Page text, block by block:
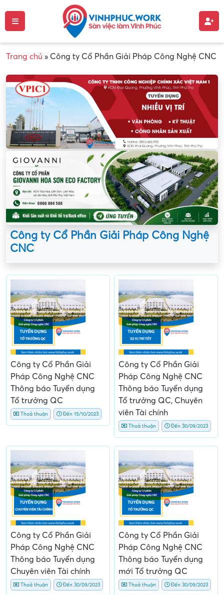
Trang chủ » Công ty Cổ Phần Giải Pháp Công Nghệ CNC
Công ty Cổ Phần Giải Pháp Công Nghệ
CNC
Công ty Cổ Phần Giải
Pháp Công Nghệ CNC
Thông báo Tuyển dụng
Tổ trưởng QC
Thoả thuận Đến 15/10/2023
Công ty Cổ Phần Giải
Pháp Công Nghệ CNC
Thông báo Tuyển dụng
Tổ trưởng QC, Chuyên
viên Tài chính
Thoả thuận Đến 30/09/2023
Công ty Cổ Phần Giải
Pháp Công Nghệ CNC
Thông báo Tuyển dụng
Chuyên viên Tài chính
Thoả thuận Đến 30/09/2023
Công ty Cổ Phần Giải
Pháp Công Nghệ CNC
Thông báo Tuyển dụng
mới Tổ trưởng QC
Thoả thuận Đến 30/09/2023